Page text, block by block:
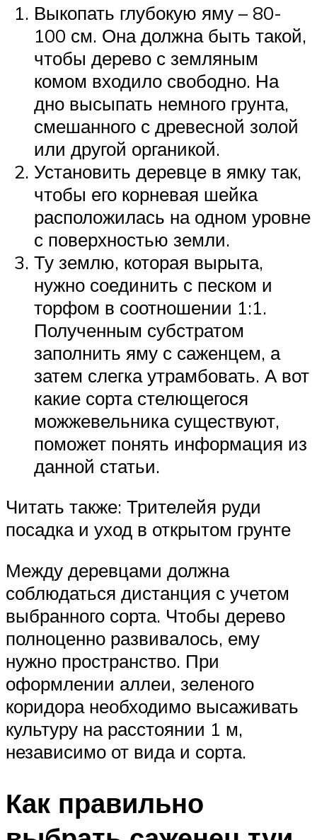
Выкопать глубокую яму – 80-
100 см. Она должна быть такой,
чтобы дерево с земляным
комом входило свободно. На
дно высыпать немного грунта,
смешанного с древесной золой
или другой органикой.
Установить деревце в ямку так,
чтобы его корневая шейка
расположилась на одном уровне
с поверхностью земли.
Ту землю, которая вырыта,
нужно соединить с песком и
торфом в соотношении 1:1.
Полученным субстратом
заполнить яму с саженцем, а
затем слегка утрамбовать. А вот
какие сорта стелющегося
можжевельника существуют,
поможет понять информация из
данной статьи.
Читать также: Трителейя руди
посадка и уход в открытом грунте
Между деревцами должна
соблюдаться дистанция с учетом
выбранного сорта. Чтобы дерево
полноценно развивалось, ему
нужно пространство. При
оформлении аллеи, зеленого
коридора необходимо высаживать
культуру на расстоянии 1 м,
независимо от вида и сорта.
Как правильно